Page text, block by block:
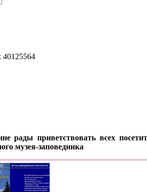
рады приветствовать всех
музея-заповедника